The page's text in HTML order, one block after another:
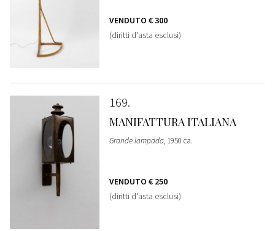
VENDUTO € 300
(diritti d'asta esclusi)
169
MANIFATTURA ITALIANA
Grande lampada, 1950 ca.
VENDUTO € 250
(diritti d'asta esclusi)